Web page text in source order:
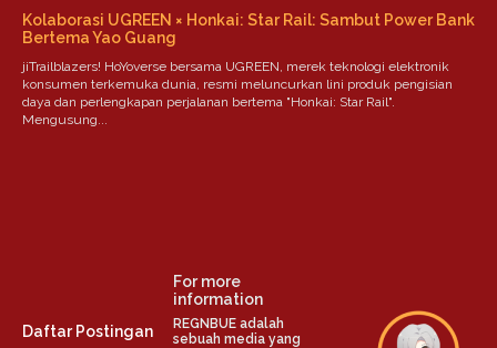
Kolaborasi UGREEN × Honkai: Star Rail: Sambut Power Bank
Bertema Yao Guang
jiTrailblazers! HoYoverse bersama UGREEN, merek teknologi elektronik
konsumen terkemuka dunia, resmi meluncurkan lini produk pengisian
daya dan perlengkapan perjalanan bertema "Honkai: Star Rail".
Mengusung...
Daftar Postingan
For more
information
REGNBUE adalah
sebuah media yang